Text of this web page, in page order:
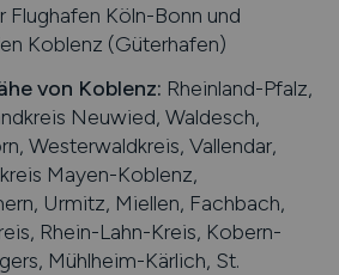
Flughafen Köln-Bonn und
Koblenz (Güterhafen)
von Koblenz: Rheinland-Pfalz,
Neuwied, Waldesch,
Westerwaldkreis, Vallendar,
Mayen-Koblenz,
Urmitz, Miellen, Fachbach,
Rhein-Lahn-Kreis, Kobern-
Mühlheim-Kärlich, St.